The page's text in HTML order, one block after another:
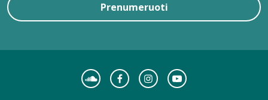
Prenumeruoti